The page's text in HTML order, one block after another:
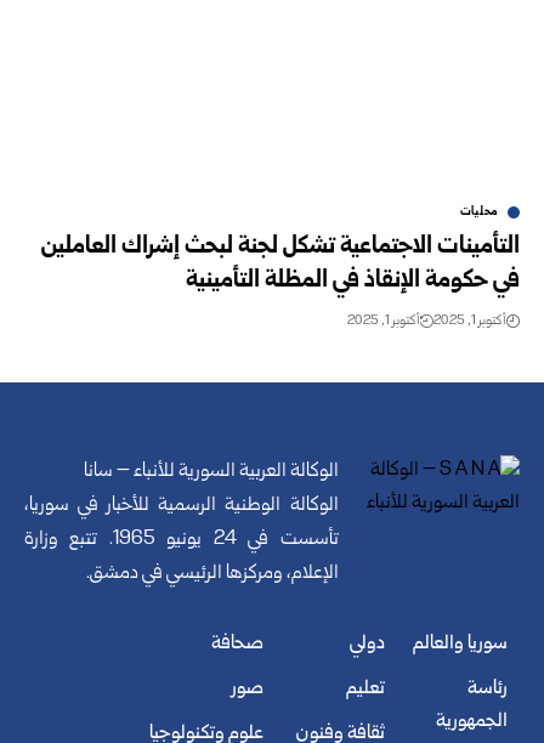
محليات
التأمينات الاجتماعية تشكل لجنة لبحث إشراك العاملين
في حكومة الإنقاذ في المظلة التأمينية
أكتوبر 1, 2025 أكتوبر 1, 2025
الوكالة العربية السورية للأنباء – سانا
الوكالة الوطنية الرسمية للأخبار في سوريا،
تأسست في 24 يونيو 1965. تتبع وزارة
الإعلام، ومركزها الرئيسي في دمشق.
سوريا والعالم
رئاسة
الجمهورية
دولي
تعليم
ثقافة وفنون
صحافة
صور
علوم وتكنولوجيا